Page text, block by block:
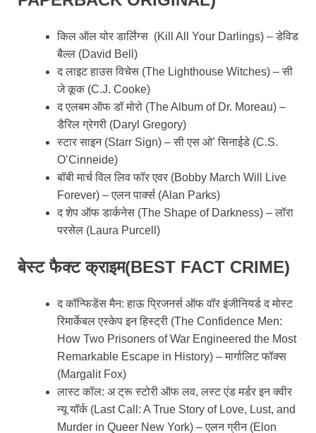
किल ऑल योर डार्लिंग्स (Kill All Your Darlings) – डेविड
बैल्ल (David Bell)
द लाइट हाउस विचेस (The Lighthouse Witches) – सी
जे कूक (C.J. Cooke)
द एलबम ऑफ डॉ मोरो (The Album of Dr. Moreau) –
डैरिल ग्रेगरी (Daryl Gregory)
स्टार साइन (Starr Sign) – सी एस ओ’ सिनाईडे (C.S.
O’Cinneide)
बॉबी मार्च विल लिव फॉर एवर (Bobby March Will Live
Forever) – एलन पार्क्स (Alan Parks)
द शेप ऑफ डार्कनेस (The Shape of Darkness) – लॉरा
परसेल (Laura Purcell)
बेस्ट फैक्ट क्राइम(BEST FACT CRIME)
द कॉन्फिडेंस मैन: हाऊ प्रिजनर्स ऑफ वॉर इंजीनियर्ड द मोस्ट
रिमार्केबल एस्केप इन हिस्ट्री (The Confidence Men:
How Two Prisoners of War Engineered the Most
Remarkable Escape in History) – मार्गालिट फॉक्स
(Margalit Fox)
लास्ट कॉल: अ ट्रू स्टोरी ऑफ लव, लस्ट एंड मर्डर इन क्वीर
न्यू यॉर्क (Last Call: A True Story of Love, Lust, and
Murder in Queer New York) – एलन ग्रीन (Elon